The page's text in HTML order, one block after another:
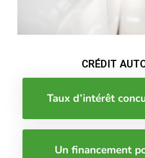
CRÉDIT
Taux d’intérêt
Un financement